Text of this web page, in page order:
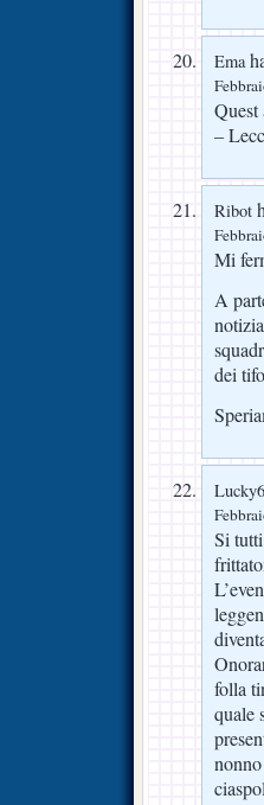
Ema
Quest
–
Ribot
Mi
A
dei
Si
folla
quale